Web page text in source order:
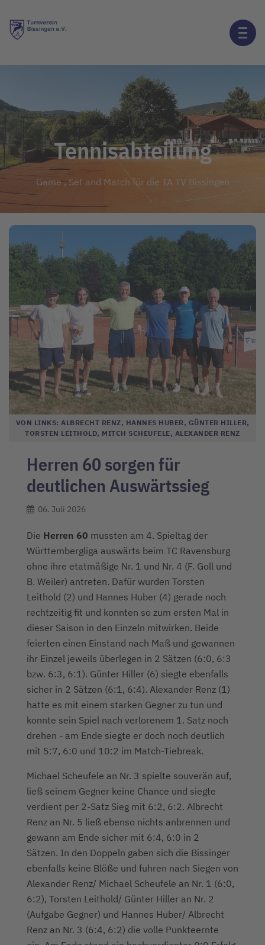
Tennisabteilung
Game , Set and Match für die TA TV Bissingen
VON LINKS: ALBRECHT RENZ, HANNES HUBER, GÜNTER HILLER,
TORSTEN LEITHOLD, MITCH SCHEUFELE, ALEXANDER RENZ
Herren 60 sorgen für
deutlichen Auswärtssieg
06. Juli 2026
Die Herren 60 mussten am 4. Spieltag der
Württembergliga auswärts beim TC Ravensburg
ohne ihre etatmäßige Nr. 1 und Nr. 4 (F. Goll und
B. Weiler) antreten. Dafür wurden Torsten
Leithold (2) und Hannes Huber (4) gerade noch
rechtzeitig fit und konnten so zum ersten Mal in
dieser Saison in den Einzeln mitwirken. Beide
feierten einen Einstand nach Maß und gewannen
ihr Einzel jeweils überlegen in 2 Sätzen (6:0, 6:3
bzw. 6:3, 6:1). Günter Hiller (6) siegte ebenfalls
sicher in 2 Sätzen (6:1, 6:4). Alexander Renz (1)
hatte es mit einem starken Gegner zu tun und
konnte sein Spiel nach verlorenem 1. Satz noch
drehen - am Ende siegte er doch noch deutlich
mit 5:7, 6:0 und 10:2 im Match-Tiebreak.
Michael Scheufele an Nr. 3 spielte souverän auf,
ließ seinem Gegner keine Chance und siegte
verdient per 2-Satz Sieg mit 6:2, 6:2. Albrecht
Renz an Nr. 5 ließ ebenso nichts anbrennen und
gewann am Ende sicher mit 6:4, 6:0 in 2
Sätzen. In den Doppeln gaben sich die Bissinger
ebenfalls keine Blöße und fuhren nach Siegen von
Alexander Renz/ Michael Scheufele an Nr. 1 (6:0,
6:2), Torsten Leithold/ Günter Hiller an Nr. 2
(Aufgabe Gegner) und Hannes Huber/ Albrecht
Renz an Nr. 3 (6:4, 6:2) die volle Punkteernte